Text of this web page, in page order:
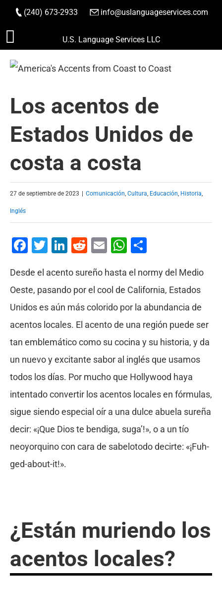
Saltar
contenido
(240) 673-2933 info@uslanguageservices.com
HACER PEDIDO
U.S. Language Services LLC
Los acentos de
Estados Unidos de
costa a costa
27 de septiembre de 2023 Comunicación, Cultura, Educación, Historia,
Inglés
Facebook
Twitter
LinkedIn
Reddit
EmailWhatsApp
Desde el acento sureño hasta el normy del Medio
Oeste, pasando por el cool de California, Estados
Unidos es aún más colorido por la abundancia de
acentos locales. El acento de una región puede ser
tan emblemático como su cocina y su historia, y da
un nuevo y excitante sabor al inglés que usamos
todos los días. Por mucho que Hollywood haya
intentado convertir los acentos locales en fórmulas,
sigue siendo especial oír a una dulce abuela sureña
decir: «¡Que Dios te bendiga, suga’!», o a un tío
neoyorquino con cara de sabelotodo decirte: «¡Fuh-
ged-about-it!».
¿Están muriendo los
acentos locales?